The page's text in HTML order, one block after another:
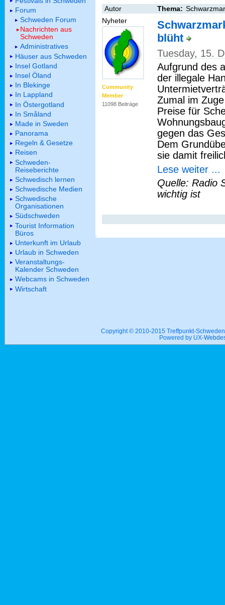
Autor
Thema:
Nyheter
Community
Member
11098 Beiträge
blüht
Tuesday, 15.
Aufgrund des
der illegale
Zumal im
Preise für
gegen das
Dem
sie damit
Lese weiter ...
Quelle: Radio
wichtig ist
Forum
Schweden Forum
Nachrichten aus
Schweden
Administratives
Häuser aus Schweden
Insel Gotland
Insel Öland
In Blekinge
In Lappland
In Östergotland
In Småland
Made in Sweden
Panorama
Regeln & Gesetze
Reisen
Schweden-
Reiseberichte
Schwedisch lernen
Schwedische Medien
Schwedische
Organisationen
Südschweden
Tourist Information
Büros
Unterkunft im Urlaub
Urlaub in Schweden
Veranstaltungs-
Kalender Schweden
Webcams in Schweden
Wirtschaft
Copyright © 2010-2015 Treffpunkt-
Powered by UX-